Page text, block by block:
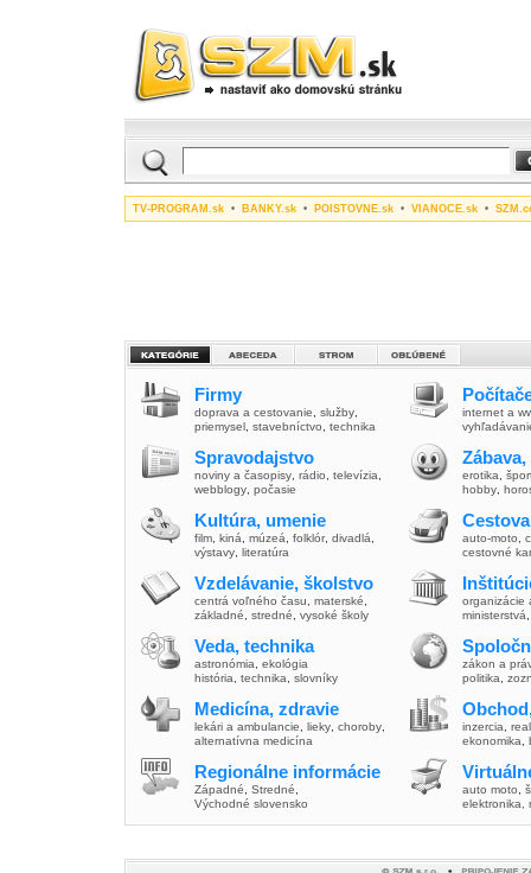
TV-PROGRAM.sk • BANKY.sk • POISTOVNE.sk • VIANOCE.sk •
Firmy
doprava a cestovanie služby
priemysel stavebníctvo technika
Spravodajstvo
noviny a časopisy rádio televízia
webblogy počasie
Kultúra, umenie
film kiná múzeá folklór, divadlá
výstavy literatúra
Vzdelávanie, školstvo
centrá voľného času materské
základné
stredné vysoké školy
Veda, technika
astronómia
ekológia
história
technika slovníky
Medicína, zdravie
lekári a ambulancie lieky choroby
alternatívna medicína
Regionálne informácie
Západné Stredné
Východné slovensko
internet a
erotika
hobby
auto-moto
cestovné
organizácie
ministerstvá
zákon a
politika
inzercia
ekonomika
auto moto
elektronika,